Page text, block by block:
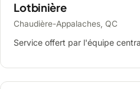
Lotbinière
Chaudière-Appalaches, QC
Service offert par l'équipe